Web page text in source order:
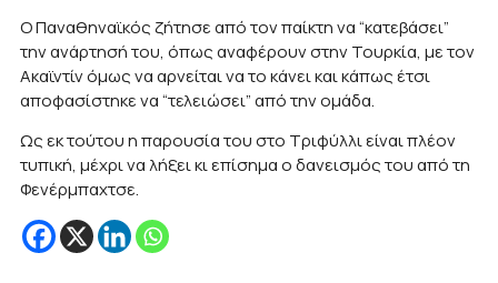
Ο Παναθηναϊκός ζήτησε από τον παίκτη να “κατεβάσει”
την ανάρτησή του, όπως αναφέρουν στην Τουρκία, με τον
Ακαϊντίν όμως να αρνείται να το κάνει και κάπως έτσι
αποφασίστηκε να “τελειώσει” από την ομάδα.
Ως εκ τούτου η παρουσία του στο Τριφύλλι είναι πλέον
τυπική, μέχρι να λήξει κι επίσημα ο δανεισμός του από τη
Φενέρμπαχτσε.